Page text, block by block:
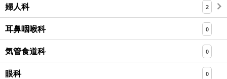
婦人科 2
耳鼻咽喉科 0
気管食道科 0
眼科 0